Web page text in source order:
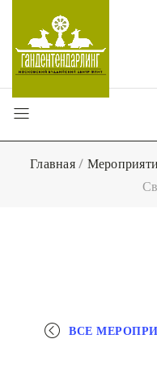
Главная/
ВСЕ